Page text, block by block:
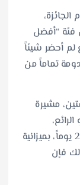
فئة “أفضل
أحضر شيئاً
تماماً من
مشيرة
وأرادتني أن أؤدي الدور، صورنا الفيلم في 25 يوماً، بميزانية
فإن